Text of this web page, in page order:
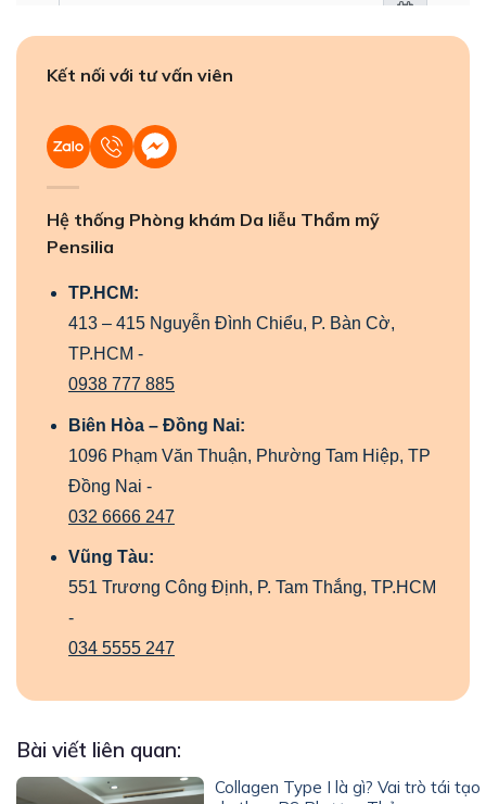
Kết nối với tư vấn viên
Hệ thống Phòng khám Da liễu Thẩm mỹ
Pensilia
TP.HCM:
413 – 415 Nguyễn Đình Chiểu, P. Bàn Cờ,
TP.HCM -
0938 777 885
Biên Hòa – Đồng Nai:
1096 Phạm Văn Thuận, Phường Tam Hiệp, TP
Đồng Nai -
032 6666 247
Vũng Tàu:
551 Trương Công Định, P. Tam Thắng, TP.HCM
-
034 5555 247
Bài viết liên quan:
Collagen Type I là gì? Vai trò tái tạo